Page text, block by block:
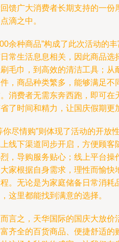
馈广大消费者长期支持的一份
滴之中。
余种商品”构成了此次活动的
常生活息息相关，因此商品选
毛巾，到高效的清洁工具；从
，商品种类繁多，能够满足不
消费者无需东奔西跑，即可在
了时间和精力，让国庆假期更
你尽情购”则体现了活动的开放
线下渠道同步开启，方便顾客
，导购服务贴心；线上平台操
家根据自身需求，理性而愉快
。无论是为家庭储备日常消耗
这里都能找到满意的选择。
言之，天华国际的国庆大放价
齐全的百货商品、便捷舒适的